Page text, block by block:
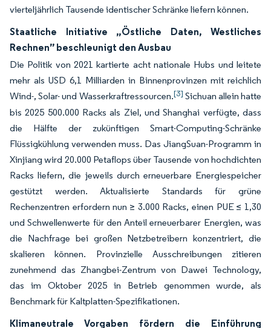
vierteljährlich Tausende identischer Schränke liefern können.
Staatliche Initiative „Östliche Daten, Westliches
Rechnen” beschleunigt den Ausbau
Die Politik von 2021 kartierte acht nationale Hubs und leitete
mehr als USD 6,1 Milliarden in Binnenprovinzen mit reichlich
Wind-, Solar- und Wasserkraftressourcen.[3] Sichuan allein hatte
bis 2025 500.000 Racks als Ziel, und Shanghai verfügte, dass
die Hälfte der zukünftigen Smart-Computing-Schränke
Flüssigkühlung verwenden muss. Das JiangSuan-Programm in
Xinjiang wird 20.000 Petaflops über Tausende von hochdichten
Racks liefern, die jeweils durch erneuerbare Energiespeicher
gestützt werden. Aktualisierte Standards für grüne
Rechenzentren erfordern nun ≥ 3.000 Racks, einen PUE ≤ 1,30
und Schwellenwerte für den Anteil erneuerbarer Energien, was
die Nachfrage bei großen Netzbetreibern konzentriert, die
skalieren können. Provinzielle Ausschreibungen zitieren
zunehmend das Zhangbei-Zentrum von Dawei Technology,
das im Oktober 2025 in Betrieb genommen wurde, als
Benchmark für Kaltplatten-Spezifikationen.
Klimaneutrale Vorgaben fördern die Einführung